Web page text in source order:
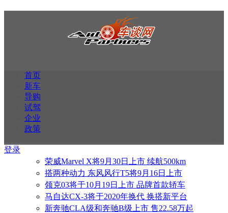
首页
新车
导购
试驾
企业
政策
登录
荣威Marvel X将9月30日上市 续航500km
搭两种动力 东风风行T5将9月16日上市
领克03将于10月19日上市 品牌首款轿车
马自达CX-3将于2020年换代 换搭新平台
新奔驰CLA级和奔驰B级上市 售22.58万起